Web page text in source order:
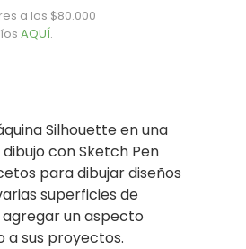
a los $80.000
AQUÍ.
Silhouette en una
con Sketch Pen
para dibujar diseños
superficies de
un aspecto
a sus proyectos.